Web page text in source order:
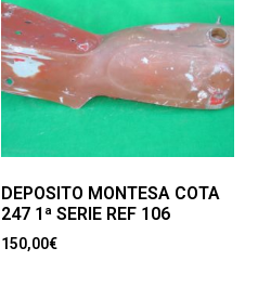
DEPOSITO MONTESA COTA
247 1ª SERIE REF 106
150,00€